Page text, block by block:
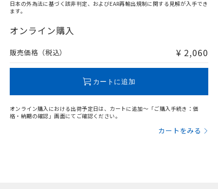
在庫等で未対応品が混在する可能性があります。
問い合わせください。
日本の外為法に基づく該非判定、およびEAR再輸出規制に関する見解が入手でき
ます。
オンライン購入
販売価格（税込） ¥ 2,060
カートに追加
オンライン購入における出荷予定日は、カートに追加～「ご購入手続き：価
格・納期の確認」画面にてご確認ください。
カートをみる